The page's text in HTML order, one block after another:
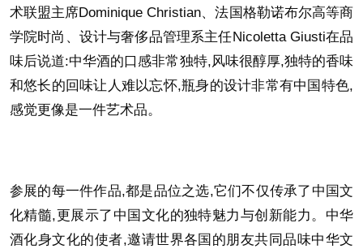
术联盟主席Dominique Christian、法国格勒诺布尔高等商
学院时尚、设计与奢侈品管理系主任Nicoletta Giusti在品
味后说道:中华酒的口感非常独特,风味很醇厚,独特的香味
和悠长的回味让人难以忘怀,瓶身的设计非常有中国特色,
感觉更像是一件艺术品。
参展的每一件作品,都是品位之选,它们不仅传承了中国文
化精髓,更展示了中国文化的独特魅力与创新能力。中华
酒化身文化的使者,邀请世界各国的朋友共同品味中华文